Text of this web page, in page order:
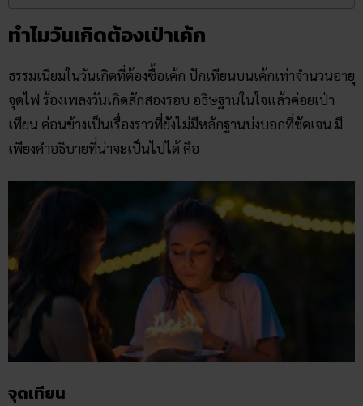
ทําไมวันเกิดต้องเป่าเค้ก
ธรรมเนียมในวันเกิดที่ต้องซื้อเค้ก ปักเทียนบนเค้กเท่าจำนวนอายุ
จุดไฟ ร้องเพลงวันเกิดสักสองรอบ อธิษฐานในใจแล้วค่อยเป่า
เทียน ค่อนข้างเป็นเรื่องราวที่ยังไม่มีหลักฐานบ่งบอกที่ชัดเจน มี
เพียงคำอธิบายที่น่าจะเป็นไปได้ คือ
จุดเทียน